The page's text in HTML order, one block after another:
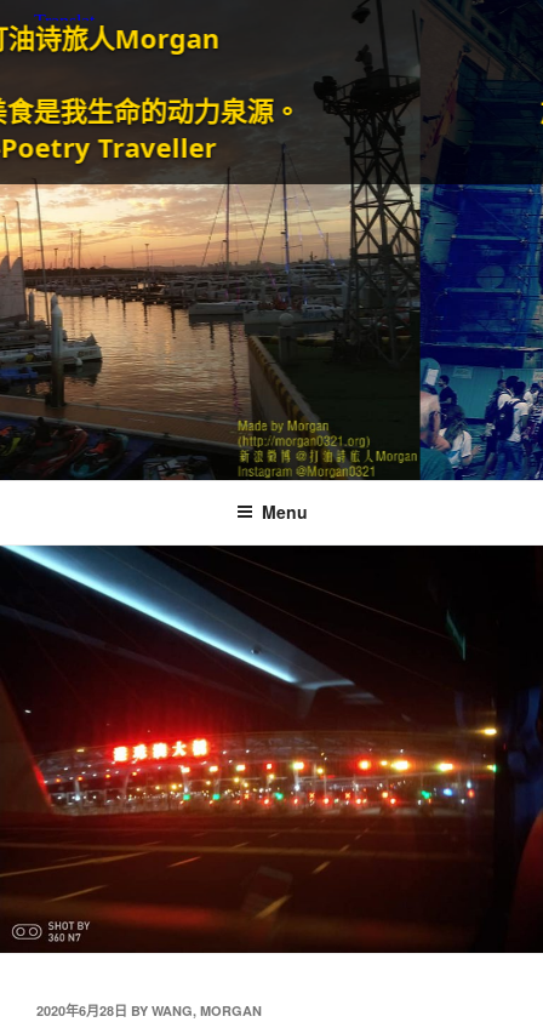
Morgan
命的动力泉源。
Traveller
旅行
Menu
2020年6月28日 BY WANG, MORGAN